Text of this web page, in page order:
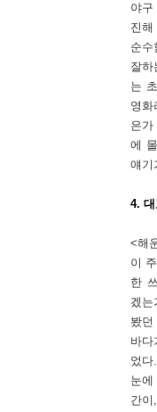
야
진
순수
잘하
는
영
은
에
얘기
4.
<해
이
한
겠
봤
바
었
눈에
간이